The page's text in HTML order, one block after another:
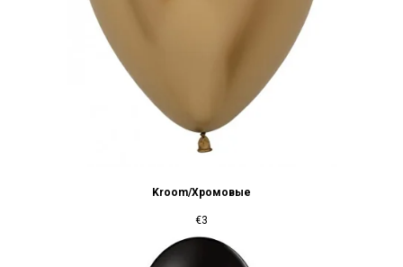
Kroom/Хромовые
€3